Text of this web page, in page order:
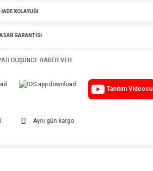
KOLAYLIĞI
GARANTİSİ
DÜŞÜNCE HABER VER
Tanıtım Videosu
Aynı gün kargo